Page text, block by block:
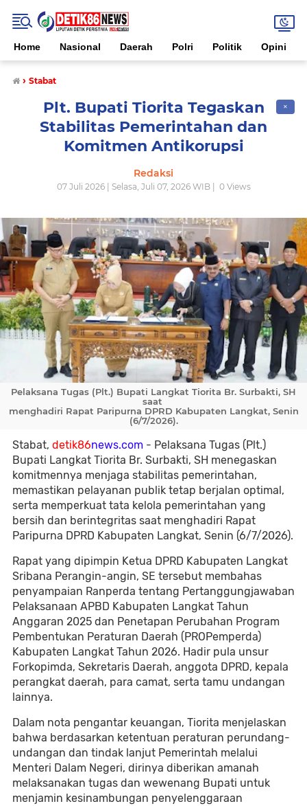
Home Nasional Daerah Polri Politik Opini
› Stabat
✕
Plt. Bupati Tiorita Tegaskan
Stabilitas Pemerintahan dan
Komitmen Antikorupsi
Redaksi
07 Juli 2026 | Selasa, Juli 07, 2026 WIB | 0Views
Pelaksana Tugas (Plt.) Bupati Langkat Tiorita Br. Surbakti, SH
saat
menghadiri Rapat Paripurna DPRD Kabupaten Langkat, Senin
(6/7/2026).
Stabat, detik86news.com - Pelaksana Tugas (Plt.)
Bupati Langkat Tiorita Br. Surbakti, SH menegaskan
komitmennya menjaga stabilitas pemerintahan,
memastikan pelayanan publik tetap berjalan optimal,
serta memperkuat tata kelola pemerintahan yang
bersih dan berintegritas saat menghadiri Rapat
Paripurna DPRD Kabupaten Langkat, Senin (6/7/2026).
Rapat yang dipimpin Ketua DPRD Kabupaten Langkat
Sribana Perangin-angin, SE tersebut membahas
penyampaian Ranperda tentang Pertanggungjawaban
Pelaksanaan APBD Kabupaten Langkat Tahun
Anggaran 2025 dan Penetapan Perubahan Program
Pembentukan Peraturan Daerah (PROPemperda)
Kabupaten Langkat Tahun 2026. Hadir pula unsur
Forkopimda, Sekretaris Daerah, anggota DPRD, kepala
perangkat daerah, para camat, serta tamu undangan
lainnya.
Dalam nota pengantar keuangan, Tiorita menjelaskan
bahwa berdasarkan ketentuan peraturan perundang-
undangan dan tindak lanjut Pemerintah melalui
Menteri Dalam Negeri, dirinya diberikan amanah
melaksanakan tugas dan wewenang Bupati untuk
menjamin kesinambungan penyelenggaraan